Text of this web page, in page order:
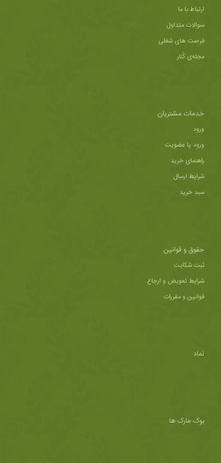
ارتباط با ما
سوالات متداول
فرصت های شغلی
مجله‌ی کُنار
خدمات مشتریان
ورود
ورود یا عضویت
راهنمای خرید
شرایط ارسال
سبد خرید
حقوق و قوانین
ثبت شکایت
شرایط تعویض و ارجاع
قوانین و مقررات
نماد
بوک مارک ها